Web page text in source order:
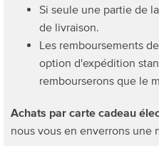
Si seule une partie de
de livraison.
Les remboursements
option d'expédition
rembourserons que le
Achats par carte cadeau
nous vous en enverrons une